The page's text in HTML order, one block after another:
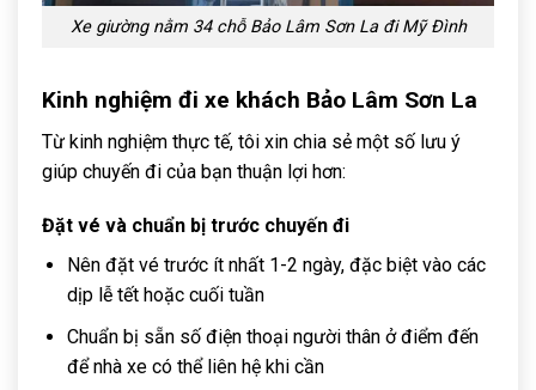
Xe giường nằm 34 chỗ Bảo Lâm Sơn La đi Mỹ Đình
Kinh nghiệm đi xe khách Bảo Lâm Sơn La
Từ kinh nghiệm thực tế, tôi xin chia sẻ một số lưu ý
giúp chuyến đi của bạn thuận lợi hơn:
Đặt vé và chuẩn bị trước chuyến đi
Nên đặt vé trước ít nhất 1-2 ngày, đặc biệt vào các
dịp lễ tết hoặc cuối tuần
Chuẩn bị sẵn số điện thoại người thân ở điểm đến
để nhà xe có thể liên hệ khi cần